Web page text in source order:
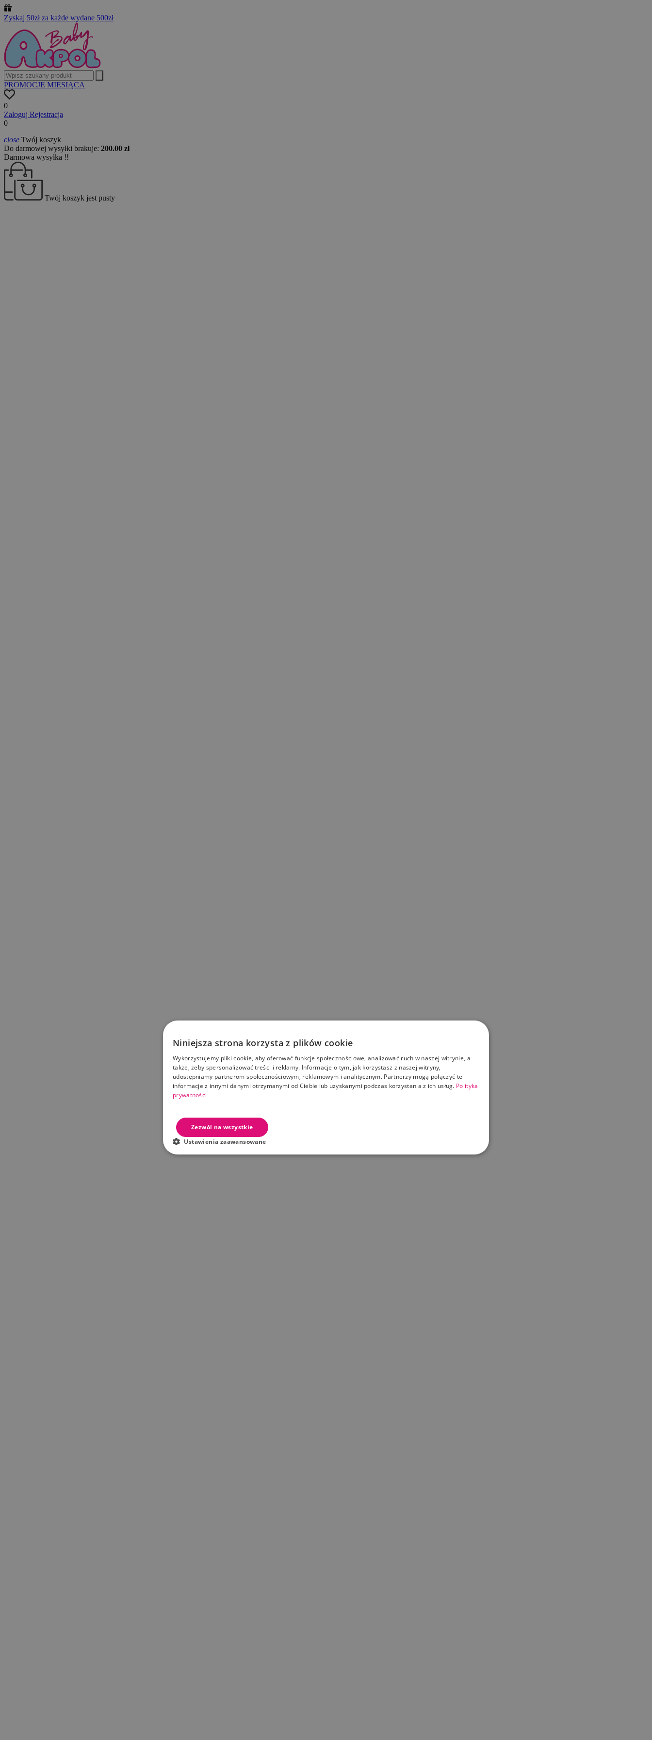
Zyskaj 50zł za każde wydane 500zł
PROMOCJE MIESIĄCA
0
Zaloguj Rejestracja
0
close Twój koszyk
Do darmowej wysyłki brakuje: 200.00 zł
Darmowa wysyłka !!
Twój koszyk jest pusty
Niniejsza strona korzysta z plików cookie
Wykorzystujemy pliki cookie, aby oferować funkcje społecznościowe, analizować ruch w naszej witrynie, a
także, żeby spersonalizować treści i reklamy. Informacje o tym, jak korzystasz z naszej witryny,
udostępniamy partnerom społecznościowym, reklamowym i analitycznym. Partnerzy mogą połączyć te
informacje z innymi danymi otrzymanymi od Ciebie lub uzyskanymi podczas korzystania z ich usług. Polityka
prywatności
Zezwól na wszystkie
Ustawienia zaawansowane